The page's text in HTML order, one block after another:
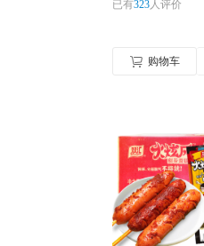
抢！！！
已有323人评价
购物车